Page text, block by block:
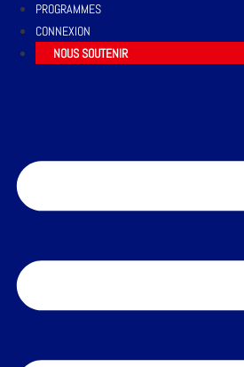
PROGRAMMES
CONNEXION
NOUS SOUTENIR